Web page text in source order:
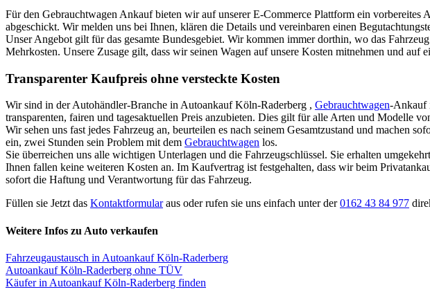
Für den Gebrauchtwagen Ankauf bieten wir auf unserer E-Commerce Plattform ein
abgeschickt. Wir melden uns bei Ihnen, klären die Details und vereinbaren einen
Unser Angebot gilt für das gesamte Bundesgebiet. Wir kommen immer dorthin, wo das
Mehrkosten. Unsere Zusage gilt, dass wir seinen Wagen auf unsere Kosten mitnehmen und auf
Transparenter Kaufpreis ohne versteckte Kosten
Wir sind in der Autohändler-Branche in Autoankauf Köln-Raderberg , Gebrauchtwagen-Ankauf
transparenten, fairen und tagesaktuellen Preis anzubieten. Dies gilt für alle Arten und Modelle
Wir sehen uns fast jedes Fahrzeug an, beurteilen es nach seinem Gesamtzustand und machen
ein, zwei Stunden sein Problem mit dem Gebrauchtwagen los.
Sie überreichen uns alle wichtigen Unterlagen und die Fahrzeugschlüssel. Sie erhalten
Ihnen fallen keine weiteren Kosten an. Im Kaufvertrag ist festgehalten, dass wir beim
sofort die Haftung und Verantwortung für das Fahrzeug.
Füllen sie Jetzt das Kontaktformularaus oder rufen sie uns einfach unter der0162 43 84 977
Weitere Infos zu Auto verkaufen
Fahrzeugaustausch in Autoankauf Köln-Raderberg
Autoankauf Köln-Raderberg ohne TÜV
Käufer in Autoankauf Köln-Raderberg finden